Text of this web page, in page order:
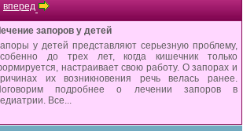
вперед
запоров у детей
у детей представляют серьезную проблему,
до трех лет, когда кишечник только
настраивает свою работу. О запорах и
их возникновения речь велась ранее.
подробнее о лечении запоров в
Все...